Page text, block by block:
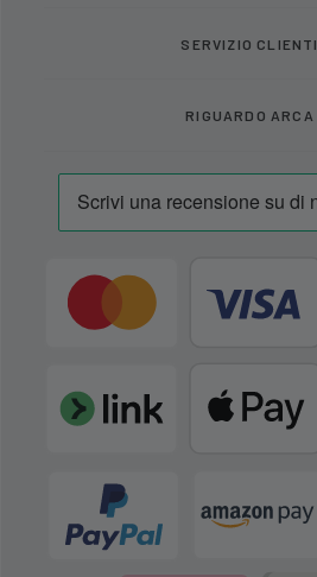
SERVIZIO CLIENTI
RIGUARDO ARCA